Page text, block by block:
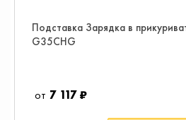
Подставка Зарядка в
G35CHG
7 117 ₽